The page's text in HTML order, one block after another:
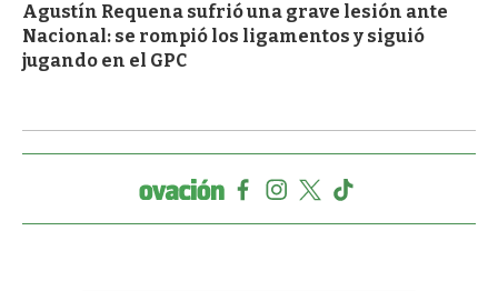
Agustín Requena sufrió una grave lesión ante
Nacional: se rompió los ligamentos y siguió
jugando en el GPC